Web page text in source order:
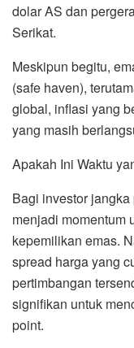
dolar AS dan
Serikat.
Meskipun begitu,
(safe haven),
global, inflasi yang
yang masih
Apakah Ini Waktu
Bagi investor
menjadi momentum
kepemilikan emas.
spread harga yang
pertimbangan
signifikan untuk
point.